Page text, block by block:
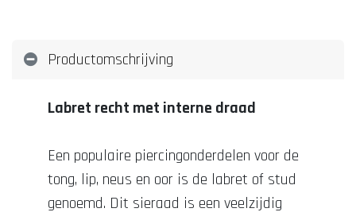
Productomschrijving
Labret recht met interne draad
Een populaire piercingonderdelen voor de
tong, lip, neus en oor is de labret of stud
genoemd. Dit sieraad is een veelzijdig